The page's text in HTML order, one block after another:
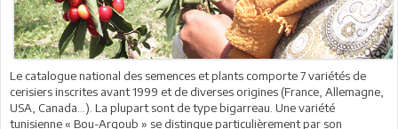
Le catalogue national des semences et plants comporte 7 variétés de
cerisiers inscrites avant 1999 et de diverses origines (France, Allemagne,
USA, Canada…). La plupart sont de type bigarreau. Une variété
tunisienne « Bou-Argoub » se distingue particulièrement par son